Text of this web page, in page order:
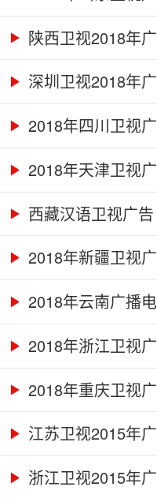
陕西卫视2018年
深圳卫视2018年
2018年四川卫视
2018年天津卫视
西藏汉语卫视广告
2018年新疆卫视
2018年云南广播
2018年浙江卫视
2018年重庆卫视
江苏卫视2015年
浙江卫视2015年